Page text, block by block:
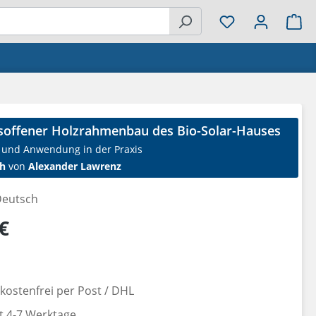
Holzrahmenbau des Bio-Solar-Hauses
Anwendung in der Praxis
von Alexander Lawrenz
per Post / DHL